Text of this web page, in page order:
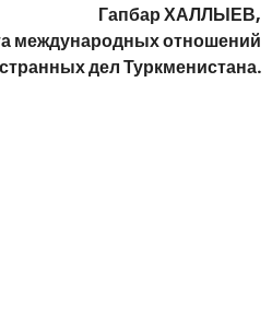
Гапбар ХАЛЛЫЕВ,
международных отношений
дел Туркменистана.